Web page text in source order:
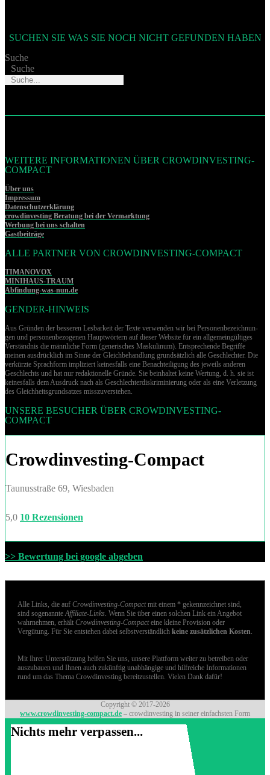
SUCHEN SIE WAS SIE NOCH NICHT GEFUNDEN HABEN
Suche
Suche
WEITERE INFORMATIONEN ÜBER CROWDINVESTING-
COMPACT
Über uns
Impressum
Datenschutzerklärung
crowdinvesting Beratung bei der Vermarktung
Werbung bei uns schalten
Gastbeiträge
ALLE PARTNER VON CROWDINVESTING-COMPACT
TIMANOVOX
MINIHAUS-TRAUM
Abfindung-was-nun.de
GENDER-HINWEIS
Aus Gründen der besseren Lesbarkeit der Texte verwenden wir bei Per­so­nen­be­zeich­nun­
gen und per­so­nen­be­zo­ge­nen Hauptwörtern auf dieser Website für ein allgemeingültiges
Verständnis die männliche Form (generisches Maskulinum). Entsprechende Begriffe
meinen ausdrücklich im Sinne der Gleichbehandlung grund­sätz­lich alle Geschlechter. Die
verkürzte Sprachform impliziert keinesfalls eine Benachteiligung des jeweils anderen
Geschlechts und hat nur redaktionelle Gründe. Sie beinhaltet keine Wertung, d. h. sie ist
keinesfalls dem Ausdruck nach als Geschlechterdiskriminierung oder als eine Verletzung
des Gleich­heits­grund­sat­zes misszuverstehen.
UNSERE BESUCHER ÜBER CROWDINVESTING-
COMPACT
Crowdinvesting-Compact
Taunusstraße 69, Wiesbaden
5,0 10 Rezensionen
>> Bewertung bei google abgeben
Alle Links, die auf Crowdinvesting-Compactmit einem * gekennzeichnet sind,
sind sogenannteAffiliate-Links. Wenn Sie über einen solchen Link ein Angebot
wahrnehmen, erhält Crowdinvesting-Compacteine kleine Provision oder
Vergütung. Für Sie entstehen dabei selbstverständlich keine zusätzlichen Kosten.
Mit Ihrer Unterstützung helfen Sie uns, unsere Plattform weiter zu betreiben oder
auszubauen und Ihnen auch zukünftig unabhängige und hilfreiche Informationen
rund um das Thema Crowdinvesting bereitzustellen. Vielen Dank dafür!
Copyright © 2017-2026
www.crowdinvesting-compact.de – crowdinvesting in seiner einfachsten Form
Nichts mehr verpassen...